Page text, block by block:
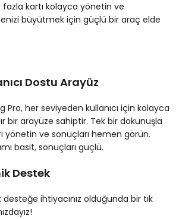
fazla kartı kolayca yönetin ve
büyütmek için güçlü bir araç elde
Dostu Arayüz
Pro, her seviyeden kullanıcı için kolayca
bir arayüze sahiptir. Tek bir dokunuşla
yönetin ve sonuçları hemen görün.
basit, sonuçları güçlü.
Destek
desteğe ihtiyacınız olduğunda bir tık